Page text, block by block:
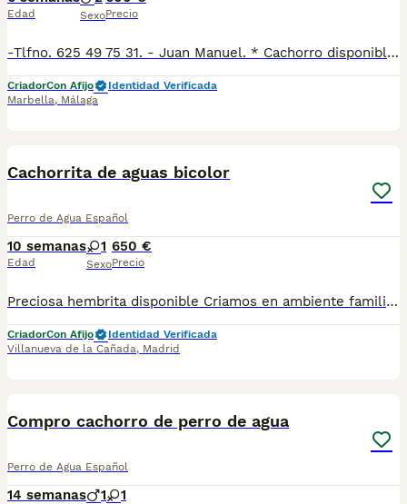
Edad SexoPrecio
-Tlfno. 625 49 75 31. - Juan Manuel. * Cachorro disponible de perro de agua , listo para entregar. * Se entregan vacunados y desparasitados con cartilla veterinaria. Hacemos revisión veterinaria con test de Parvo y coronavirus para garantizar que están sanos.
CriadorCon Afijo
Identidad Verificada
Marbella, Málaga
Cachorrita de aguas bicolor
Perro de Agua Español
10 semanas
Edad
1
Sexo
650 €
Precio
Preciosa hembrita disponible Criamos en ambiente familiar com mucho cariño Por cancelación de ultima hora vuelve a estar disponible Se entrega con dos vacunas, cartilla de vacunación y desparasitaciones y revisión veterinaria Es una auténtica preciosidad No dejes pasar la oportunidad de conocerla Infórmate 665955400 envio contrareembolso Pasaporte y chip pago aparte
CriadorCon Afijo
Identidad Verificada
Villanueva de la Cañada, Madrid
Compro cachorro de perro de agua
Perro de Agua Español
14 semanas 1 1